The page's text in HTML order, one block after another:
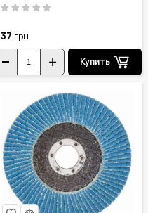
37 грн
Купить